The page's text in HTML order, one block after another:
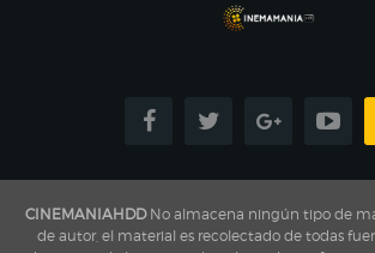
CINEMANIAHDDNo almacena ningún tipo de
de autor, el material es recolectado de todas